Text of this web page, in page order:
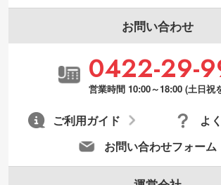
お問い合わせ
0422-29-
営業時間 10:00～18:00 (土日祝
お問い合わせフォーム
よ
ご利用ガイド